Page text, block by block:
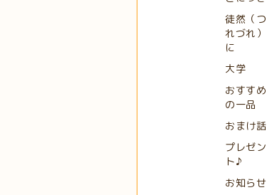
徒然（つ
れづれ）
に
大学
おすすめ
の一品
おまけ話
プレゼン
ト♪
お知らせ